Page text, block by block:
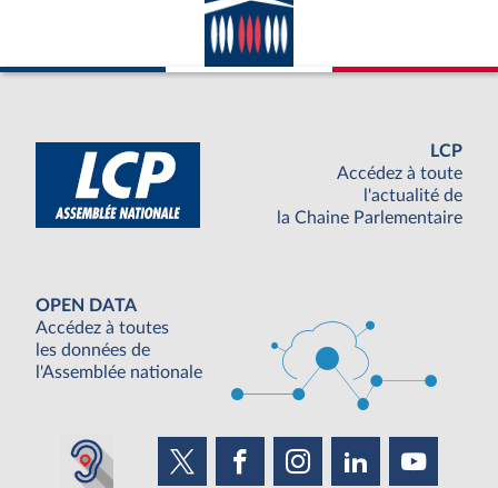
LCP
Accédez à toute
l'actualité de
la Chaine Parlementaire
OPEN DATA
Accédez à toutes
les données de
l'Assemblée nationale